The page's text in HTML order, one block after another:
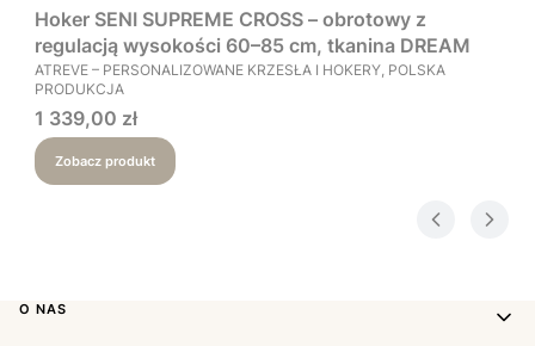
Hoker SENI SUPREME CROSS – obrotowy z
regulacją wysokości 60–85 cm, tkanina DREAM
PRODUCENT
ATREVE – PERSONALIZOWANE KRZESŁA I HOKERY, POLSKA
PRODUKCJA
Cena
1 339,00 zł
Zobacz produkt
Linki w stopce
O NAS